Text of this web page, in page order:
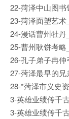
22-菏泽中山图书
23-菏泽面塑艺术
24-漫话曹州牡丹
25-曹州耿饼考略
26-孔子弟子冉
27-菏泽最早的
28-*菏泽市义史
3-英雄业绩传千
3-英雄业绩传千